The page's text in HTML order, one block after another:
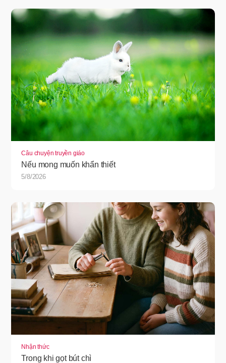
Câu chuyện truyền giáo
Nếu mong muốn khẩn thiết
5/8/2026
Nhận thức
Trong khi gọt bút chì